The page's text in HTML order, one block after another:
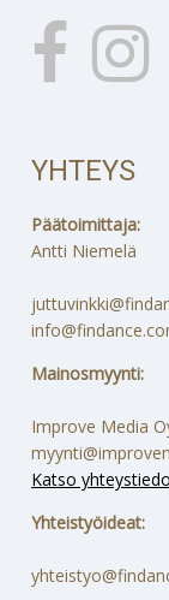
YHTEYS
Päätoimittaja:
Antti Niemelä
Mainosmyynti:
Improve Media
Katso
Yhteistyöideat: